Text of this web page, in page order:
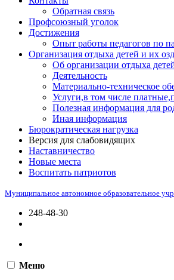
Обратная связь
Профсоюзный уголок
Достижения
Опыт работы педагогов по
Организация отдыха детей и их
Об организации отдыха
Деятельность
Материально-техническое
Услуги,в том числе
Полезная информация для
Иная информация
Бюрократическая нагрузка
Версия для слабовидящих
Наставничество
Новые места
Воспитать патриотов
Муниципальное автономное образовательное
248-48-30
Меню